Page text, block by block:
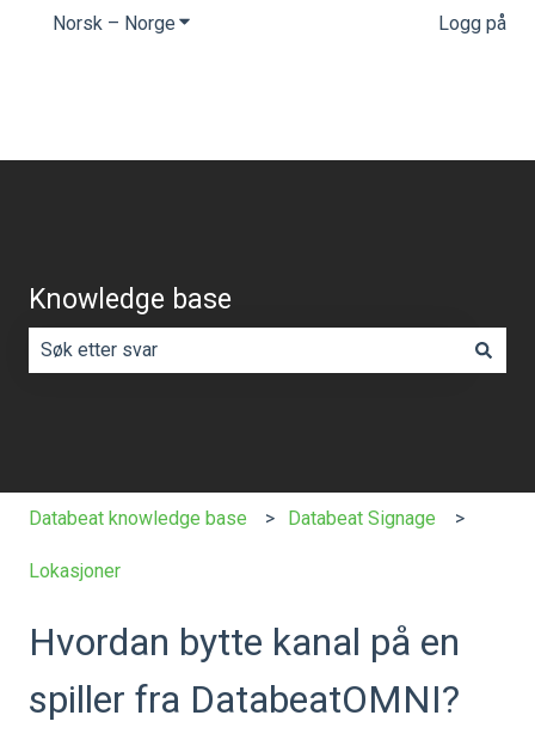
Norsk – Norge Vis undermeny for oversettelserLogg på
Knowledge base
Databeat knowledge base Databeat Signage
Lokasjoner
Hvordan bytte kanal på en
spiller fra DatabeatOMNI?